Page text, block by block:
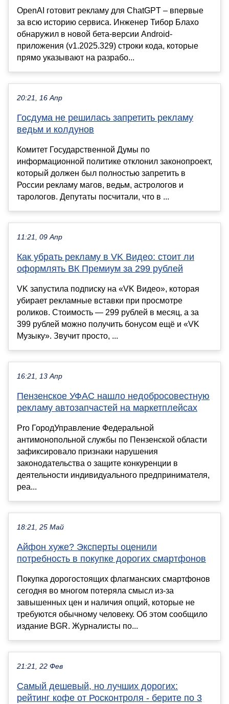
OpenAI готовит рекламу для ChatGPT – впервые
за всю историю сервиса. Инженер Тибор Блахо
обнаружил в новой бета-версии Android-
приложения (v1.2025.329) строки кода, которые
прямо указывают на разрабо...
20:21, 16 Апр
Госдума не решилась запретить рекламу
ведьм и колдунов
Комитет Государственной Думы по
информационной политике отклонил законопроект,
который должен был полностью запретить в
России рекламу магов, ведьм, астрологов и
тарологов. Депутаты посчитали, что в ...
11:21, 09 Апр
Как убрать рекламу в VK Видео: стоит ли
оформлять ВК Премиум за 299 рублей
VK запустила подписку на «VK Видео», которая
убирает рекламные вставки при просмотре
роликов. Стоимость — 299 рублей в месяц, а за
399 рублей можно получить бонусом ещё и «VK
Музыку». Звучит просто, ...
16:21, 13 Апр
Пензенское УФАС нашло недобросовестную
рекламу автозапчастей на маркетплейсах
Pro ГородУправление Федеральной
антимонопольной службы по Пензенской области
зафиксировало признаки нарушения
законодательства о защите конкуренции в
деятельности индивидуального предпринимателя,
реа...
18:21, 25 Май
Айфон хуже? Эксперты оценили
потребность в покупке дорогих смартфонов
Покупка дорогостоящих флагманских смартфонов
сегодня во многом потеряла смысл из-за
завышенных цен и наличия опций, которые не
требуются обычному человеку. Об этом сообщило
издание BGR. Журналисты по...
21:21, 22 Фев
Самый дешевый, но лучших дорогих:
рейтинг кофе от Росконтроля - берите по 3